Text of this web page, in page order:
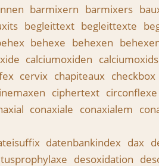
barmixern barmixers
begleittext begleittexte
behexe behexen
calciumoxiden calciumoxids
cervix chapiteaux checkbox
ciphertext circonflexe
conaxiale conaxialem
datenbankindex dax
desoxidation